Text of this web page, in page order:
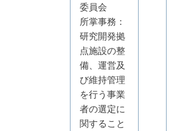
委員会
所掌事務：
研究開発拠
点施設の整
備、運営及
び維持管理
を行う事業
者の選定に
関すること